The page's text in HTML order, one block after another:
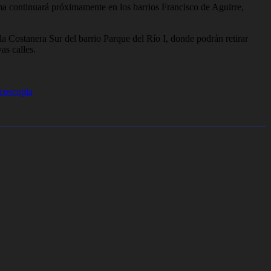
continuará próximamente en los barrios Francisco de Aguirre,
Sur del barrio Parque del Río I, donde podrán retirar
calles.